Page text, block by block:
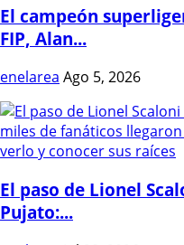
El campeón
FIP, Alan...
enelarea Ago 5, 2026
El paso de Lionel
Pujato:...